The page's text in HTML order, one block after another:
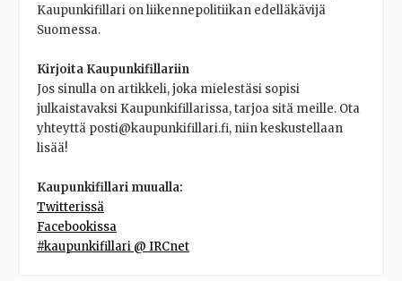
Kaupunkifillari on liikennepolitiikan edelläkävijä
Suomessa.
Kirjoita Kaupunkifillariin
Jos sinulla on artikkeli, joka mielestäsi sopisi
julkaistavaksi Kaupunkifillarissa, tarjoa sitä meille. Ota
yhteyttä posti@kaupunkifillari.fi, niin keskustellaan
lisää!
Kaupunkifillari muualla:
Twitterissä
Facebookissa
#kaupunkifillari @ IRCnet